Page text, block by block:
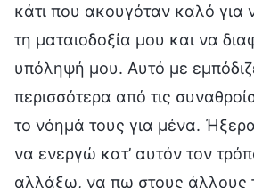
κάτι που ακουγόταν καλό για
τη ματαιοδοξία μου και να
υπόληψή μου. Αυτό με
περισσότερα από τις
το νόημά τους για μένα.
να ενεργώ κατ’ αυτόν τον
αλλάξω, να πω στους άλλους